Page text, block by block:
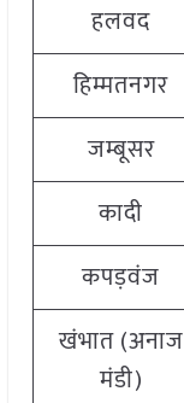
हलवद
हिम्मतनगर
जम्बूसर
कादी
कपड़वंज
खंभात (अनाज
मंडी)